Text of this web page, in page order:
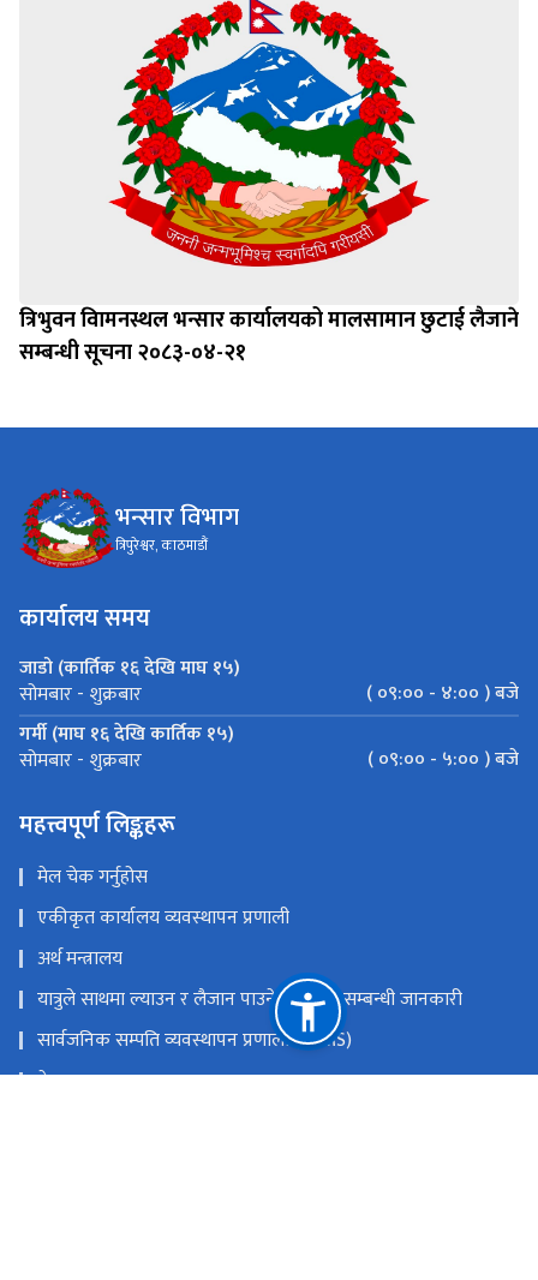
त्रिभुवन विामनस्थल भन्सार कार्यालयको मालसामान छुटाई लैजाने
सम्बन्धी सूचना २०८३-०४-२१
भन्सार विभाग
त्रिपुरेश्वर, काठमाडौं
कार्यालय समय
जाडो (कार्तिक १६ देखि माघ १५)
सोमबार - शुक्रबार
( ०९:०० - ४:०० ) बजे
गर्मी (माघ १६ देखि कार्तिक १५)
सोमबार - शुक्रबार ( ०९:०० - ५:०० ) बजे
महत्त्वपूर्ण लिङ्कहरू
मेल चेक गर्नुहोस
एकीकृत कार्यालय व्यवस्थापन प्रणाली
अर्थ मन्त्रालय
यात्रुले साथमा ल्याउन र लैजान पाउने मालवस्तु सम्बन्धी जानकारी
सार्वजनिक सम्पति व्यवस्थापन प्रणाली (PAMS)
नेपाल राजपत्र